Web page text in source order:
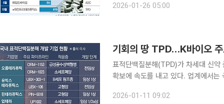
한 것으로 나타났다. 고위험·고비용
2026-01-26 05:00
기회의 땅 TPD…K바이오 주
표적단백질분해(TPD)가 차세대 신약
확보에 속도를 내고 있다. 업계에서
이 잇따라 임상 단계에 진입하면서 차
2026-01-11 09:02